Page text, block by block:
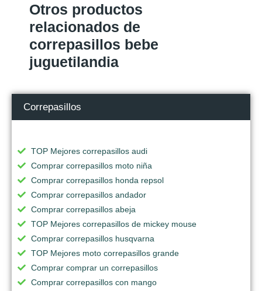
Otros productos
relacionados de
correpasillos bebe
juguetilandia
Correpasillos
TOP Mejores correpasillos audi
Comprar correpasillos moto niña
Comprar correpasillos honda repsol
Comprar correpasillos andador
Comprar correpasillos abeja
TOP Mejores correpasillos de mickey mouse
Comprar correpasillos husqvarna
TOP Mejores moto correpasillos grande
Comprar comprar un correpasillos
Comprar correpasillos con mango